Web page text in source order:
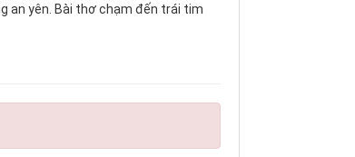
an yên. Bài thơ chạm đến trái tim